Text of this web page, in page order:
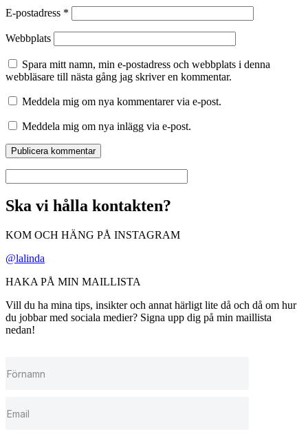
E-postadress *
Webbplats
Spara mitt namn, min e-postadress och webbplats i denna
webbläsare till nästa gång jag skriver en kommentar.
Meddela mig om nya kommentarer via e-post.
Meddela mig om nya inlägg via e-post.
Ska vi hålla kontakten?
KOM OCH HÄNG PÅ INSTAGRAM
@lalinda
HAKA PÅ MIN MAILLISTA
Vill du ha mina tips, insikter och annat härligt lite då och då om hur
du jobbar med sociala medier? Signa upp dig på min maillista
nedan!